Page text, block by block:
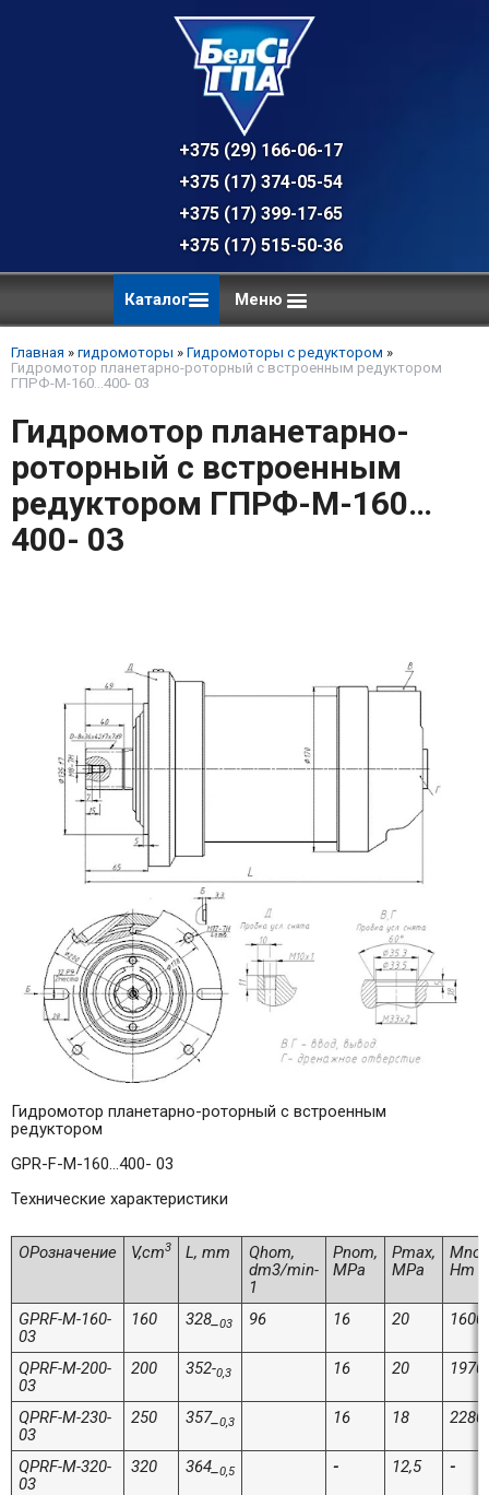
+375 (29) 166-06-17 - техническая
+375 (17) 374-05-54 - общий отдел,
+375 (17) 399-17-65
+375 (17) 515-50-36
Каталог Меню
Главная » гидромоторы » Гидромоторы с редуктором »
Гидромотор планетарно-роторный с встроенным редуктором
ГПРФ-M-160…400- 03
Гидромотор планетарно-
роторный с встроенным
редуктором ГПРФ-M-160…
400- 03
Гидромотор планетарно-роторный с встроенным
редуктором
GPR-F-M-160…400- 03
Технические характеристики
ОРозначение V,cm3 L, mm
Qhom,
dm3/min-
1
Pnom,
MPa
Pmax,
MPa
Hm
GPRF-M-160-
03
160 328_ 03 96 16 20 1600
QPRF-M-200-
03
200 352-0,3 16 20 1970
QPRF-M-230-
03
250 357_ 0,3 16 18 2280
QPRF-M-320-
03
320 364_ 0,5 - 12,5 -